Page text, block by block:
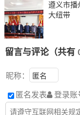
遵义市播
大纽带
留言与评论（共有
昵称：
匿名发表 登录账